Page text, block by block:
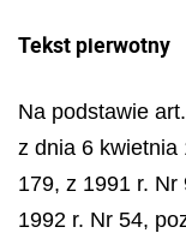
Tekst pierwotny
Na podstawie
z dnia 6 kwietnia
179, z 1991 r.
1992 r. Nr 54,